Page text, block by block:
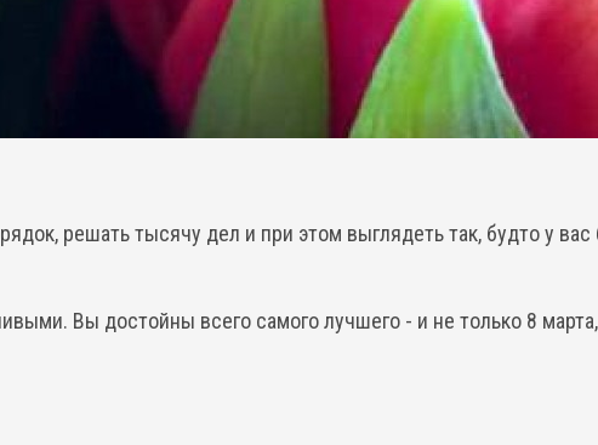
решать тысячу дел и при этом выглядеть так, будто у
Вы достойны всего самого лучшего - и не только 8